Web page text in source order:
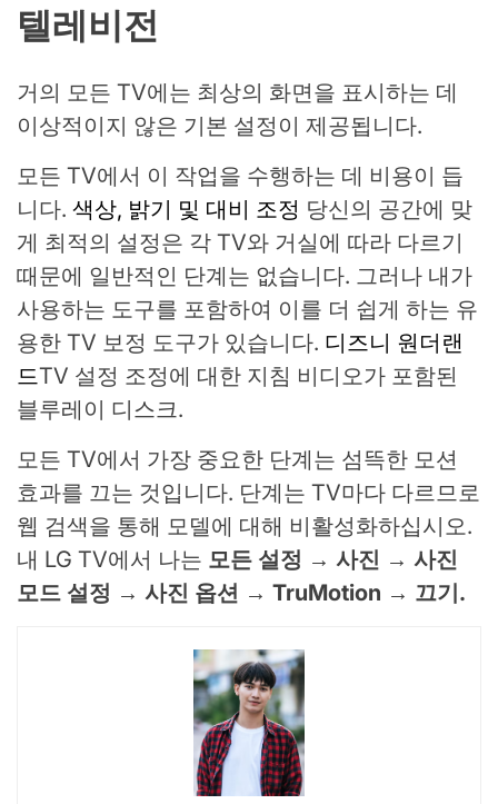
텔레비전
거의 모든 TV에는 최상의 화면을 표시하는 데
이상적이지 않은 기본 설정이 제공됩니다.
모든 TV에서 이 작업을 수행하는 데 비용이 듭
니다. 색상, 밝기 및 대비 조정 당신의 공간에 맞
게 최적의 설정은 각 TV와 거실에 따라 다르기
때문에 일반적인 단계는 없습니다. 그러나 내가
사용하는 도구를 포함하여 이를 더 쉽게 하는 유
용한 TV 보정 도구가 있습니다. 디즈니 원더랜
드TV 설정 조정에 대한 지침 비디오가 포함된
블루레이 디스크.
모든 TV에서 가장 중요한 단계는 섬뜩한 모션
효과를 끄는 것입니다. 단계는 TV마다 다르므로
웹 검색을 통해 모델에 대해 비활성화하십시오.
내 LG TV에서 나는 모든 설정 → 사진 → 사진
모드 설정 → 사진 옵션 → TruMotion → 끄기.